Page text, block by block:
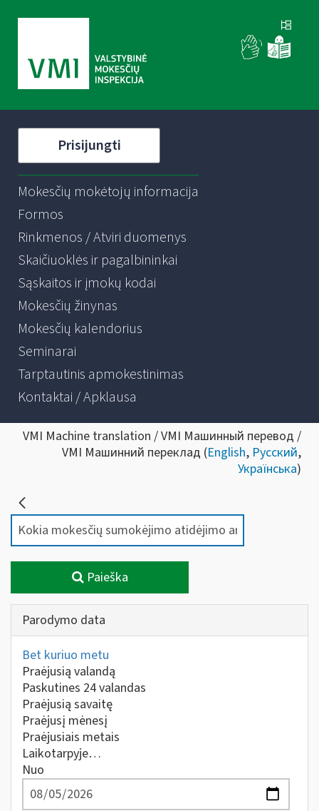
Prisijungti
Mokesčių mokėtojų informacija
Formos
Rinkmenos / Atviri duomenys
Skaičiuoklės ir pagalbininkai
Sąskaitos ir įmokų kodai
Mokesčių žinynas
Mokesčių kalendorius
Seminarai
Tarptautinis apmokestinimas
Kontaktai / Apklausa
VMI Machine translation / VMI Машинный перевод /
VMI Машинний переклад (English, Русский,
Українська)
Paieška
Parodymo data
Bet kuriuo metu
Praėjusią valandą
Paskutines 24 valandas
Praėjusią savaitę
Praėjusį mėnesį
Praėjusiais metais
Laikotarpyje…
Nuo